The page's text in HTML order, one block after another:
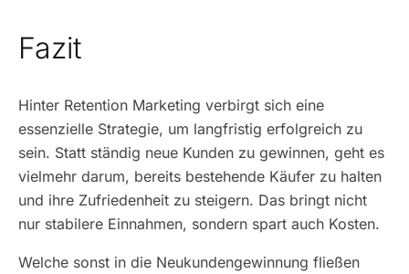
Fazit
Hinter Retention Marketing verbirgt sich eine
essenzielle Strategie, um langfristig erfolgreich zu
sein. Statt ständig neue Kunden zu gewinnen, geht es
vielmehr darum, bereits bestehende Käufer zu halten
und ihre Zufriedenheit zu steigern. Das bringt nicht
nur stabilere Einnahmen, sondern spart auch Kosten.
Welche sonst in die Neukundengewinnung fließen